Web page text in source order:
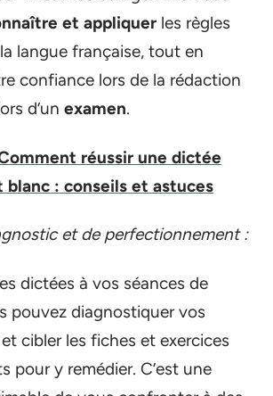
et appliquer les règles
langue française, tout en
confiance lors de la rédaction
d’un examen.
réussir une dictée
blanc : conseils et astuces
et de perfectionnement :
dictées à vos séances de
pouvez diagnostiquer vos
et cibler les fiches et exercices
pour y remédier. C’est une